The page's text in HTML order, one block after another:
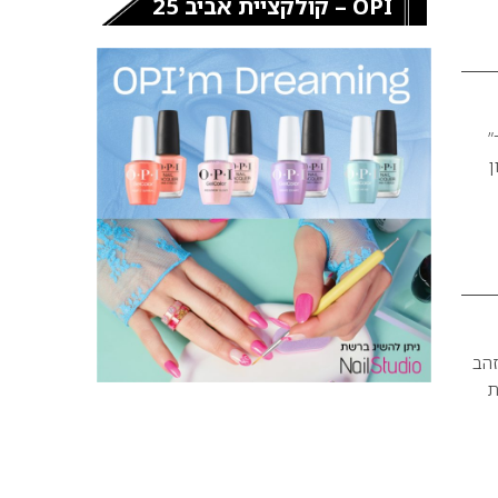
OPI – קולקציית אביב 25